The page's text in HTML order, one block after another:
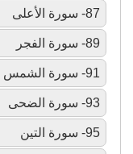
87- سورة الأعلى
89- سورة الفجر
91- سورة الشمس
93- سورة الضحى
95- سورة التين